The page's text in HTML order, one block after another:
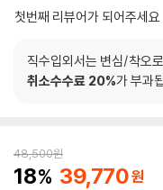
첫번째 리뷰어가 되어주세요
직수입외서는 변심/착오
취소수수료 20%가 부과
48,500원
18 39,770